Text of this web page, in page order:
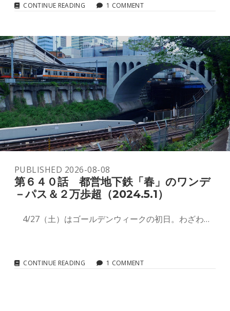
CONTINUE READING
話
東
西
線
代
行
バ
ス、
高
速
バ
ス、
そ
て
新
橋
（2024.5.15）
1 COMMENT
PUBLISHED 2026-08-08
第６４０話 都営地下鉄「春」のワンデ
－パス＆２万歩超（2024.5.1）
4/27（土）はゴールデンウィークの初日。わざわ…
CONTINUE READING 1 COMMENT